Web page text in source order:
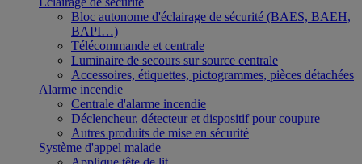
Bloc autonome d'éclairage de sécurité (BAES, BAEH,
BAPI…)
Télécommande et centrale
Luminaire de secours sur source centrale
Accessoires, étiquettes, pictogrammes, pièces détachées
Alarme incendie
Centrale d'alarme incendie
Déclencheur, détecteur et dispositif pour coupure
Autres produits de mise en sécurité
Système d'appel malade